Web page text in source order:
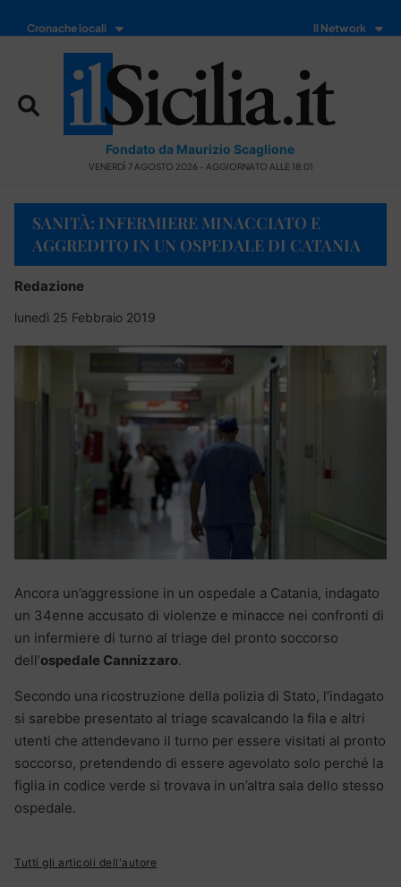
Cronache locali Il Network
Fondato da Maurizio Scaglione
VENERDÌ 7 AGOSTO 2026 - AGGIORNATO ALLE 18:01
SANITÀ: INFERMIERE MINACCIATO E
AGGREDITO IN UN OSPEDALE DI CATANIA
Redazione
lunedì 25 Febbraio 2019
Ancora un’aggressione in un ospedale a Catania, indagato
un 34enne accusato di violenze e minacce nei confronti di
un infermiere di turno al triage del pronto soccorso
dell’ospedale Cannizzaro.
Secondo una ricostruzione della polizia di Stato, l’indagato
si sarebbe presentato al triage scavalcando la fila e altri
utenti che attendevano il turno per essere visitati al pronto
soccorso, pretendendo di essere agevolato solo perché la
figlia in codice verde si trovava in un’altra sala dello stesso
ospedale.
Tutti gli articoli dell'autore